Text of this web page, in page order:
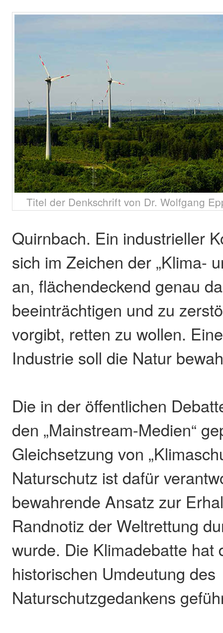
Titel der Denkschrift von Dr. Wolfgang
Quirnbach. Ein industrieller
sich im Zeichen der „Klima-
an, flächendeckend genau
beeinträchtigen und zu
vorgibt, retten zu wollen.
Industrie soll die Natur
Die in der öffentlichen
den „Mainstream-Medien“
Gleichsetzung von
Naturschutz ist dafür
bewahrende Ansatz zur
Randnotiz der Weltrettung
wurde. Die Klimadebatte hat
historischen Umdeutung des
Naturschutzgedankens